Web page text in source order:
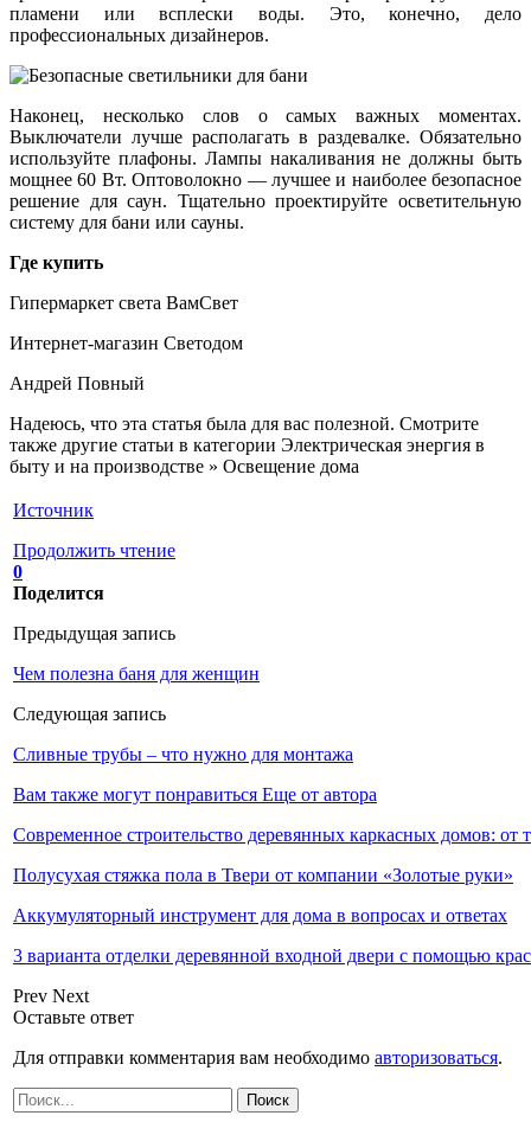
пламени или всплески воды. Это, конечно, дело
профессиональных дизайнеров.
Наконец, несколько слов о самых важных моментах.
Выключатели лучше располагать в раздевалке. Обязательно
используйте плафоны. Лампы накаливания не должны быть
мощнее 60 Вт. Оптоволокно — лучшее и наиболее безопасное
решение для саун. Тщательно проектируйте осветительную
систему для бани или сауны.
Где купить
Гипермаркет света ВамСвет
Интернет-магазин Светодом
Андрей Повный
Надеюсь, что эта статья была для вас полезной. Смотрите
также другие статьи в категории Электрическая энергия в
быту и на производстве » Освещение дома
Источник
Продолжить чтение
0
Поделится
Предыдущая запись
Чем полезна баня для женщин
Следующая запись
Сливные трубы – что нужно для монтажа
Вам также могут понравиться Еще от автора
Современное строительство деревянных каркасных домов:
Полусухая стяжка пола в Твери от компании «Золотые руки»
Аккумуляторный инструмент для дома в вопросах и ответах
3 варианта отделки деревянной входной двери с помощью
Prev Next
Оставьте ответ
Для отправки комментария вам необходимо авторизоваться.